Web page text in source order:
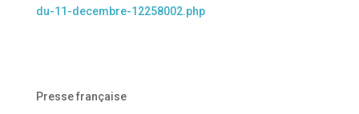
du-11-decembre-12258002.php
Presse française